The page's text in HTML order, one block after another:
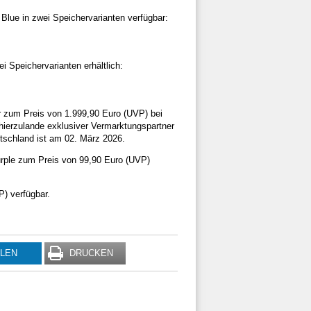
in zwei Speichervarianten verfügbar:
Speichervarianten erhältlich:
Preis von 1.999,90 Euro (UVP) bei
exklusiver Vermarktungspartner
ist am 02. März 2026.
zum Preis von 99,90 Euro (UVP)
verfügbar.
DRUCKEN